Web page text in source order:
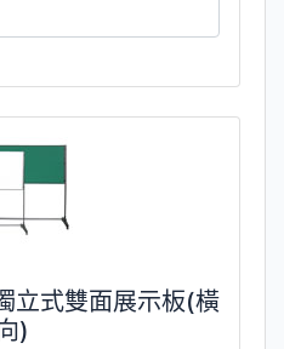
立式雙面展示板(橫
)